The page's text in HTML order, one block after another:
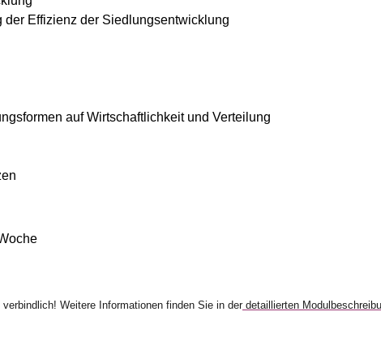
der Effizienz der Siedlungsentwicklung
auf Wirtschaftlichkeit und Verteilung
Weitere Informationen finden Sie in der detaillierten